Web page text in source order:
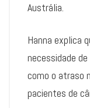
Austrália.
Hanna explica
necessidade
como o atraso
pacientes de